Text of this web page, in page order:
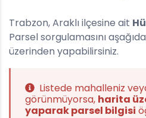
Trabzon, Araklı ilçesine ait
Parsel sorgulamasını
üzerinden yapabilirsiniz.
Listede mahalleniz
görünmüyorsa, harita
yaparak parsel bilgisi